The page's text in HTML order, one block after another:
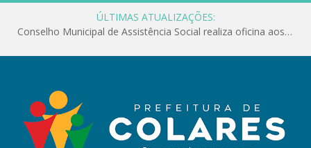
ÚLTIMAS ATUALIZAÇÕES:
Conselho Municipal de Assistência Social realiza oficina aos servidores